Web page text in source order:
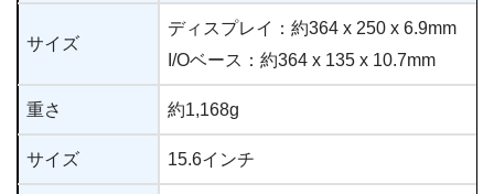
サイズ
ディスプレイ：約364 x 250 x 6.9mm
I/Oベース：約364 x 135 x 10.7mm
重さ 約1,168g
サイズ 15.6インチ